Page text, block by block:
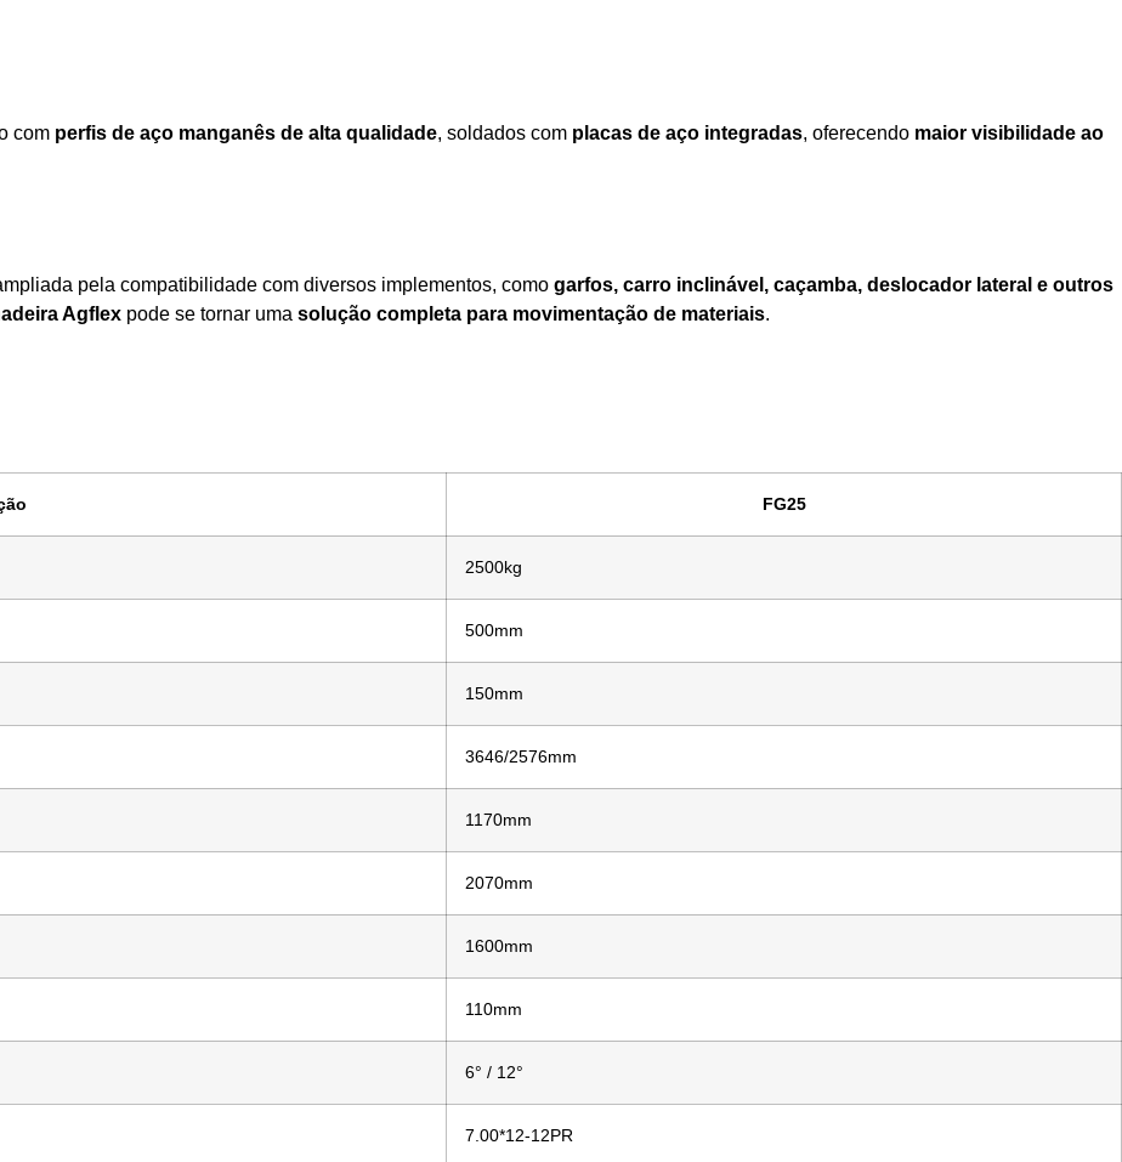
com perfis de aço manganês de alta qualidade, soldados com placas de aço integradas, oferecendo maior visibilidade ao
pela compatibilidade com diversos implementos, como garfos, carro inclinável, caçamba, deslocador lateral e outros
Agflex pode se tornar uma solução completa para movimentação de materiais.
FG25
2500kg
500mm
150mm
3646/2576mm
1170mm
2070mm
1600mm
110mm
6° / 12°
7.00*12-12PR